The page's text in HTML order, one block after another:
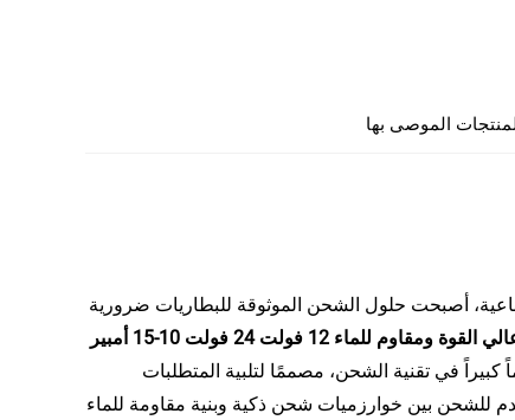
الموصى بها
أصبحت حلول الشحن الموثوقة للبطاريات ضرورية
شاحن بطارية ليثيوم ذكي عالي القوة ومقاوم للماء 12 فولت 24 فولت 10-15 أمبير
كبيراً في تقنية الشحن، مصممًا لتلبية المتطلبات
للشحن بين خوارزميات شحن ذكية وبنية مقاومة للماء